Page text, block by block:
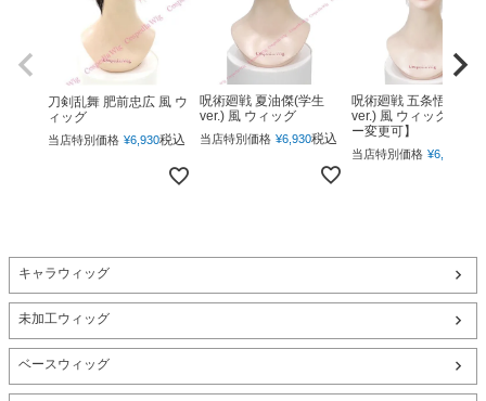
刀剣乱舞 肥前忠広 風 ウ
ィッグ
当店特別価格 ¥6,930税込
呪術廻戦 夏油傑(学生
ver.) 風 ウィッグ
当店特別価格 ¥6,930税込
呪術廻戦 五条悟(下ろ
ver.) 風 ウィッグ 【カ
ー変更可】
当店特別価格 ¥6,930
キャラウィッグ
未加工ウィッグ
ベースウィッグ